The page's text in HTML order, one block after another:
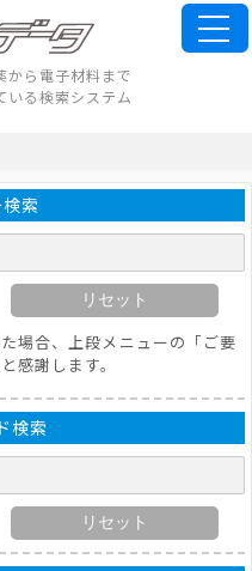
から電子材料まで
いる検索システム
索
リセット
場合、上段メニューの「ご要
感謝します。
検索
リセット